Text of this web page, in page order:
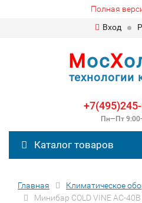
Полная
Вход
МосХ
технологии
Пн—Пт
Каталог товаров
Главная Климатическое
Минибар COLD VINE AC-40B